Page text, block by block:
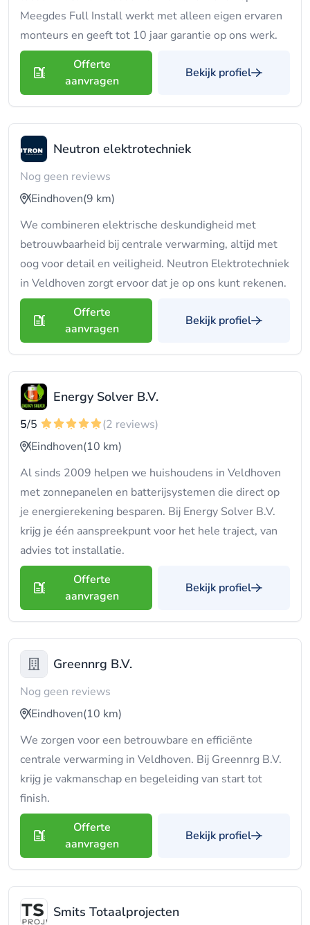
Meegdes Full Install werkt met alleen eigen ervaren
monteurs en geeft tot 10 jaar garantie op ons werk.
Offerte
aanvragen
Bekijk profiel
Neutron elektrotechniek
Nog geen reviews
Eindhoven(9 km)
We combineren elektrische deskundigheid met
betrouwbaarheid bij centrale verwarming, altijd met
oog voor detail en veiligheid. Neutron Elektrotechniek
in Veldhoven zorgt ervoor dat je op ons kunt rekenen.
Offerte
aanvragen
Bekijk profiel
Energy Solver B.V.
5/5
(2 reviews)
Eindhoven(10 km)
Al sinds 2009 helpen we huishoudens in Veldhoven
met zonnepanelen en batterijsystemen die direct op
je energierekening besparen. Bij Energy Solver B.V.
krijg je één aanspreekpunt voor het hele traject, van
advies tot installatie.
Offerte
aanvragen
Bekijk profiel
Greennrg B.V.
Nog geen reviews
Eindhoven(10 km)
We zorgen voor een betrouwbare en efficiënte
centrale verwarming in Veldhoven. Bij Greennrg B.V.
krijg je vakmanschap en begeleiding van start tot
finish.
Offerte
aanvragen
Bekijk profiel
Smits Totaalprojecten